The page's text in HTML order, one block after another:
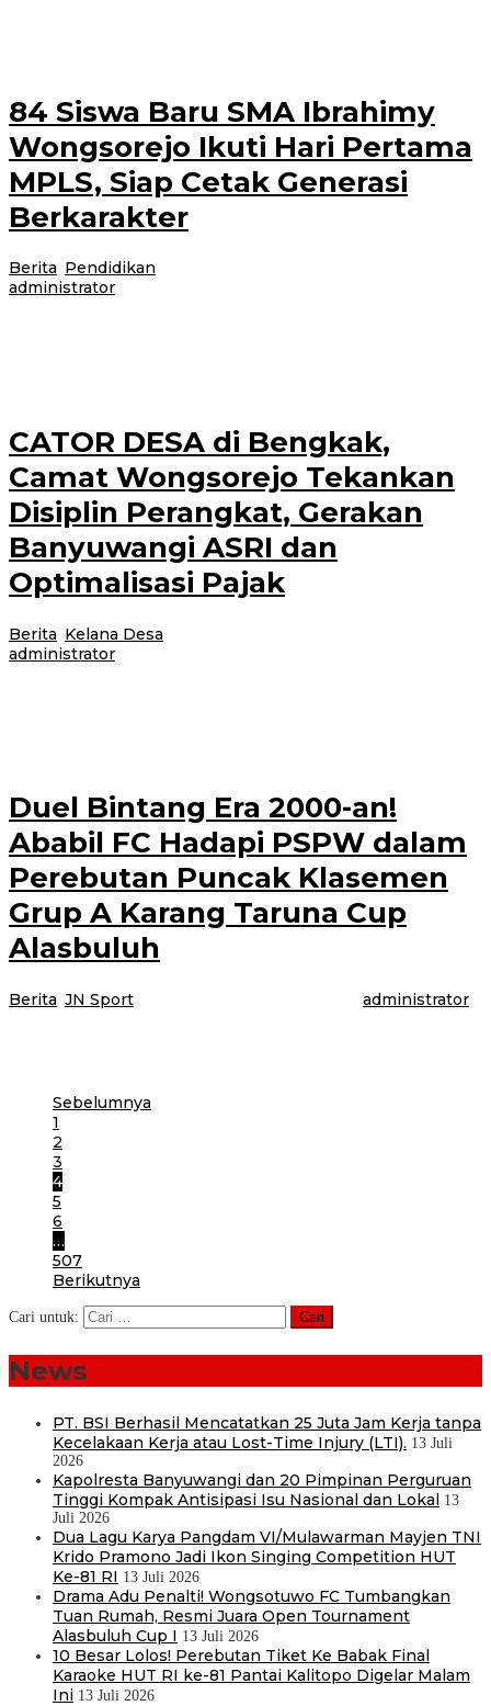
84 Siswa Baru SMA Ibrahimy
Wongsorejo Ikuti Hari Pertama
MPLS, Siap Cetak Generasi
Berkarakter
Berita Pendidikan
administrator
CATOR DESA di Bengkak,
Camat Wongsorejo Tekankan
Disiplin Perangkat, Gerakan
Banyuwangi ASRI dan
Optimalisasi Pajak
Berita Kelana Desa
administrator
Duel Bintang Era 2000-an!
Ababil FC Hadapi PSPW dalam
Perebutan Puncak Klasemen
Grup A Karang Taruna Cup
Alasbuluh
Berita JN Sport administrator
Sebelumnya
1
2
3
4
5
6
…
507
Berikutnya
Cari untuk:
News
PT. BSI Berhasil Mencatatkan 25 Juta Jam Kerja tanpa
Kecelakaan Kerja atau Lost-Time Injury (LTI). 13 Juli
2026
Kapolresta Banyuwangi dan 20 Pimpinan Perguruan
Tinggi Kompak Antisipasi Isu Nasional dan Lokal 13
Juli 2026
Dua Lagu Karya Pangdam VI/Mulawarman Mayjen TNI
Krido Pramono Jadi Ikon Singing Competition HUT
Ke-81 RI 13 Juli 2026
Drama Adu Penalti! Wongsotuwo FC Tumbangkan
Tuan Rumah, Resmi Juara Open Tournament
Alasbuluh Cup I 13 Juli 2026
10 Besar Lolos! Perebutan Tiket Ke Babak Final
Karaoke HUT RI ke-81 Pantai Kalitopo Digelar Malam
Ini 13 Juli 2026